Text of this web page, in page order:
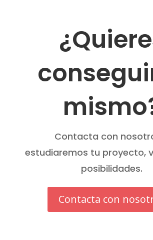
Contacta con
estudiaremos tu proyecto,
posibilidades.
Contacta con